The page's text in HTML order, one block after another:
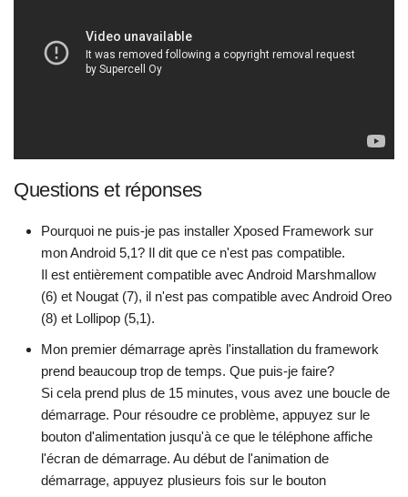
Questions et réponses
Pourquoi ne puis-je pas installer Xposed Framework sur
mon Android 5,1? Il dit que ce n'est pas compatible.
Il est entièrement compatible avec Android Marshmallow
(6) et Nougat (7), il n'est pas compatible avec Android Oreo
(8) et Lollipop (5,1).
Mon premier démarrage après l'installation du framework
prend beaucoup trop de temps. Que puis-je faire?
Si cela prend plus de 15 minutes, vous avez une boucle de
démarrage. Pour résoudre ce problème, appuyez sur le
bouton d'alimentation jusqu'à ce que le téléphone affiche
l'écran de démarrage. Au début de l'animation de
démarrage, appuyez plusieurs fois sur le bouton